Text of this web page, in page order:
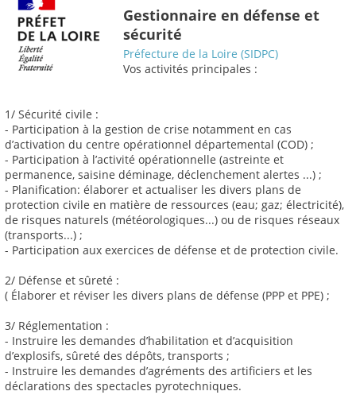
Gestionnaire en défense et
sécurité
Préfecture de la Loire (SIDPC)
Vos activités principales :
1/ Sécurité civile :
- Participation à la gestion de crise notamment en cas
d’activation du centre opérationnel départemental (COD) ;
- Participation à l’activité opérationnelle (astreinte et
permanence, saisine déminage, déclenchement alertes ...) ;
- Planification: élaborer et actualiser les divers plans de
protection civile en matière de ressources (eau; gaz; électricité),
de risques naturels (météorologiques...) ou de risques réseaux
(transports...) ;
- Participation aux exercices de défense et de protection civile.
2/ Défense et sûreté :
( Élaborer et réviser les divers plans de défense (PPP et PPE) ;
3/ Réglementation :
- Instruire les demandes d’habilitation et d’acquisition
d’explosifs, sûreté des dépôts, transports ;
- Instruire les demandes d’agréments des artificiers et les
déclarations des spectacles pyrotechniques.